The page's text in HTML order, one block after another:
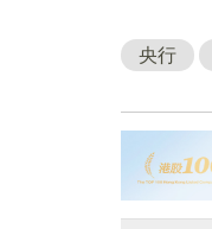
央行